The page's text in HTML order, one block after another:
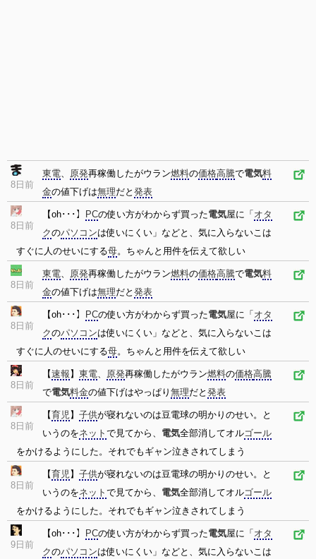
8日前
東電、 原発再稼働したがウラン燃料の価格高騰で電気料
金の値下げは無理だと 発表
8日前
【oh･･･】 PCの使い方がわからず買った電気屋に「 オタ
クのパソコンは使いにくい」などと、気に入らないこは
すぐに人のせいにする母。ちゃんと用件を伝えて欲しい
8日前
東電、 原発再稼働したがウラン燃料の価格高騰で電気料
金の値下げは無理だと 発表
8日前
【oh･･･】 PCの使い方がわからず買った電気屋に「 オタ
クのパソコンは使いにくい」などと、気に入らないこは
すぐに人のせいにする母。ちゃんと用件を伝えて欲しい
8日前
【速報 】 東電、 原発再稼働したがウラン燃料の価格高騰
で電気料金の値下げはやっぱり 無理だと 発表
8日前
【育児】 子供が寝れないのは豆電球の明かりのせい。と
いうのをネット で見てから、 電気全部消してオルゴール
をかけるようにした。それでもギャン泣きされてしまう
8日前
【育児】 子供が寝れないのは豆電球の明かりのせい。と
いうのをネット で見てから、 電気全部消してオルゴール
をかけるようにした。それでもギャン泣きされてしまう
9日前
【oh･･･】 PCの使い方がわからず買った電気屋に「 オタ
クのパソコンは使いにくい」などと、気に入らないこは